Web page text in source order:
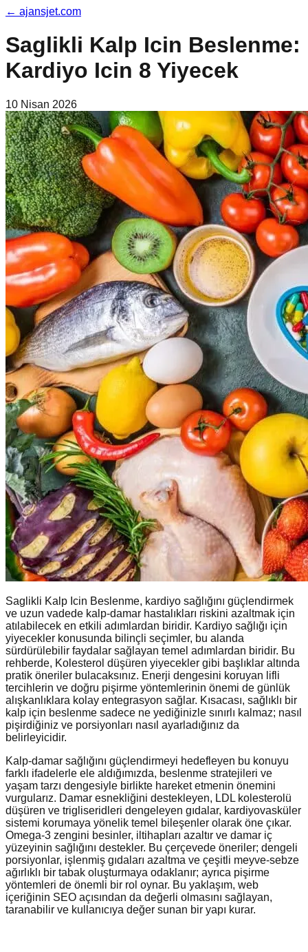
← ajansjet.com
Saglikli Kalp Icin Beslenme:
Kardiyo Icin 8 Yiyecek
10 Nisan 2026
Saglikli Kalp Icin Beslenme, kardiyo sağlığını güçlendirmek
ve uzun vadede kalp-damar hastalıkları riskini azaltmak için
atılabilecek en etkili adımlardan biridir. Kardiyo sağlığı için
yiyecekler konusunda bilinçli seçimler, bu alanda
sürdürülebilir faydalar sağlayan temel adımlardan biridir. Bu
rehberde, Kolesterol düşüren yiyecekler gibi başlıklar altında
pratik öneriler bulacaksınız. Enerji dengesini koruyan lifli
tercihlerin ve doğru pişirme yöntemlerinin önemi de günlük
alışkanlıklara kolay entegrasyon sağlar. Kısacası, sağlıklı bir
kalp için beslenme sadece ne yediğinizle sınırlı kalmaz; nasıl
pişirdiğiniz ve porsiyonları nasıl ayarladığınız da
belirleyicidir.
Kalp-damar sağlığını güçlendirmeyi hedefleyen bu konuyu
farklı ifadelerle ele aldığımızda, beslenme stratejileri ve
yaşam tarzı dengesiyle birlikte hareket etmenin önemini
vurgularız. Damar esnekliğini destekleyen, LDL kolesterolü
düşüren ve trigliseridleri dengeleyen gıdalar, kardiyovasküler
sistemi korumaya yönelik temel bileşenler olarak öne çıkar.
Omega-3 zengini besinler, iltihapları azaltır ve damar iç
yüzeyinin sağlığını destekler. Bu çerçevede öneriler; dengeli
porsiyonlar, işlenmiş gıdaları azaltma ve çeşitli meyve-sebze
ağırlıklı bir tabak oluşturmaya odaklanır; ayrıca pişirme
yöntemleri de önemli bir rol oynar. Bu yaklaşım, web
içeriğinin SEO açısından da değerli olmasını sağlayan,
taranabilir ve kullanıcıya değer sunan bir yapı kurar.